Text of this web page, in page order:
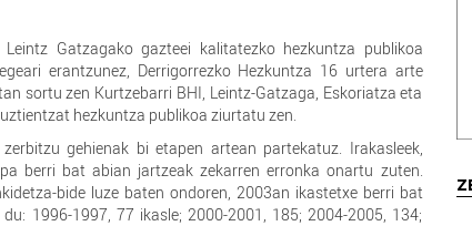
Gatzagako gazteei kalitatezko hezkuntza publikoa
erantzunez, Derrigorrezko Hezkuntza 16 urtera arte
sortu zen Kurtzebarri BHI, Leintz-Gatzaga, Eskoriatza eta
hezkuntza publikoa ziurtatu zen.
gehienak bi etapen artean partekatuz. Irakasleek,
berri bat abian jartzeak zekarren erronka onartu zuten.
bide luze baten ondoren, 2003an ikastetxe berri bat
1996-1997, 77 ikasle; 2000-2001, 185; 2004-2005, 134;